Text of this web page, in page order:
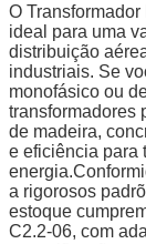
O
ideal para uma
distribuição
industriais. Se
monofásico ou
transformadores
de madeira,
e eficiência para
energia.
a rigorosos
estoque
C2.2-06, com